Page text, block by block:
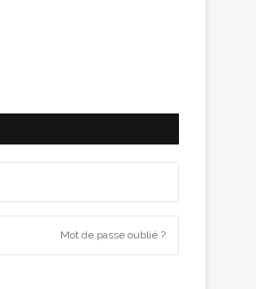
Mot de passe oublié ?